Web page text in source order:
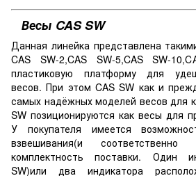
Весы CAS SW
Данная линейка представлена
CAS SW-2,CAS SW-5,CAS SW-
пластиковую платформу для
весов. При этом CAS SW как и
самых надёжных моделей весов для
SW позиционируются как весы для
У покупателя имеется
взвешивания(и
комплектность поставки. Один
SW)или два индикатора